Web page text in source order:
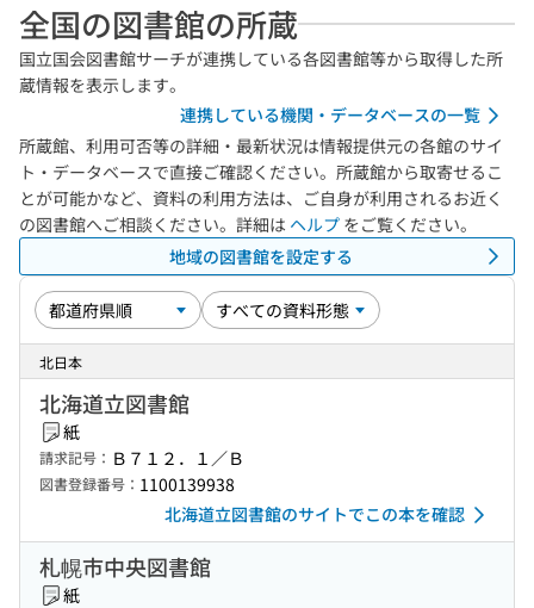
全国の図書館の所蔵
国立国会図書館サーチが連携している各図書館等から取得した所
蔵情報を表示します。
連携している機関・データベースの一覧
所蔵館、利用可否等の詳細・最新状況は情報提供元の各館のサイ
ト・データベースで直接ご確認ください。所蔵館から取寄せるこ
とが可能かなど、資料の利用方法は、ご自身が利用されるお近く
の図書館へご相談ください。詳細は ヘルプ をご覧ください。
地域の図書館を設定する
北日本
北海道立図書館
紙
請求記号： Ｂ７１２．１／Ｂ
図書登録番号： 1100139938
北海道立図書館のサイトでこの本を確認
札幌市中央図書館
紙